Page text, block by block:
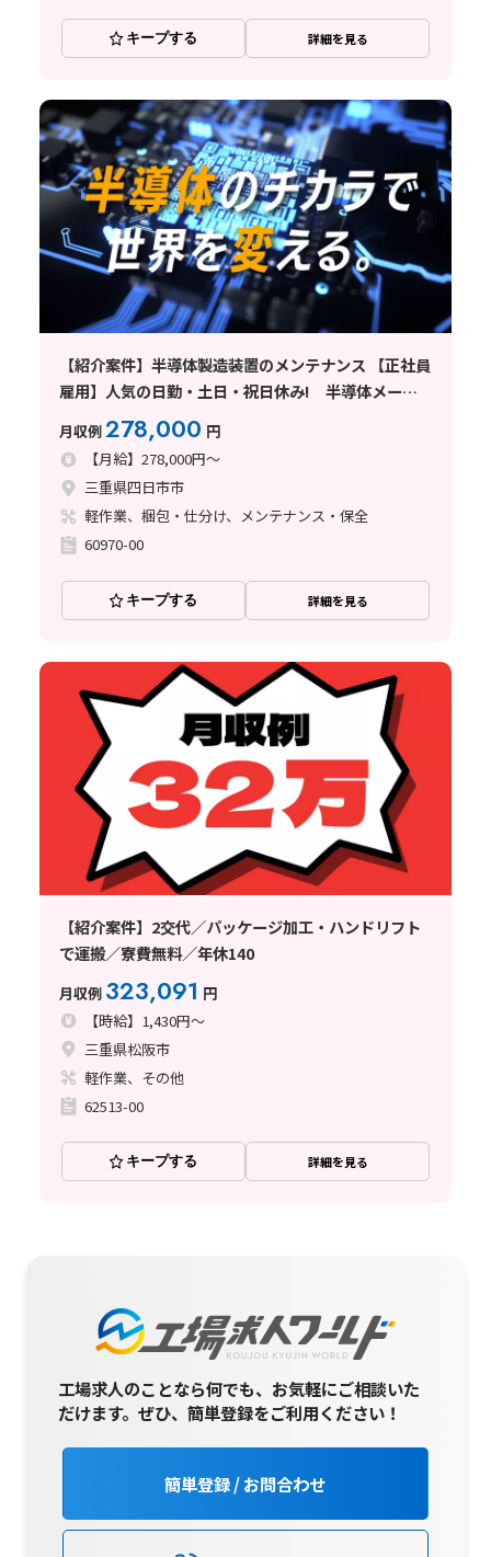
キープする 詳細を見る
【紹介案件】半導体製造装置のメンテナンス 【正社員
雇用】人気の日勤・土日・祝日休み! 半導体メーカ
ーでのお仕事!
月収例278,000 円
【月給】278,000円～
三重県四日市市
軽作業、梱包・仕分け、メンテナンス・保全
60970-00
キープする 詳細を見る
【紹介案件】2交代／パッケージ加工・ハンドリフト
で運搬／寮費無料／年休140
月収例 323,091 円
【時給】1,430円～
三重県松阪市
軽作業、その他
62513-00
キープする 詳細を見る
工場求人のことなら何でも、お気軽にご相談いた
だけます。ぜひ、簡単登録をご利用ください！
簡単登録 / お問合わせ